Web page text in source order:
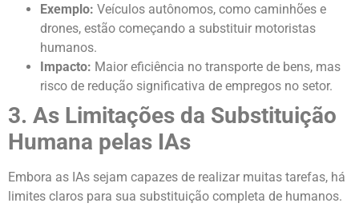
Exemplo: Veículos autônomos, como caminhões e
drones, estão começando a substituir motoristas
humanos.
Impacto: Maior eficiência no transporte de bens, mas
risco de redução significativa de empregos no setor.
3. As Limitações da Substituição
Humana pelas IAs
Embora as IAs sejam capazes de realizar muitas tarefas, há
limites claros para sua substituição completa de humanos.